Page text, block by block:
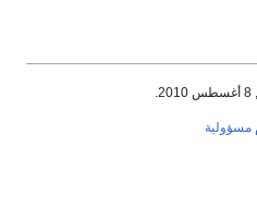
مسؤولية